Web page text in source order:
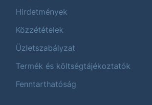
Hirdetmények
Közzétételek
Üzletszabályzat
Termék és költségtájékoztatók
Fenntarthatóság